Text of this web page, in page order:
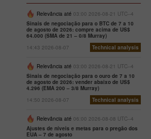
Relevância até 03:00 2026-08-21 UTC--4
Sinais de negociação para o BTC de 7 a 10
de agosto de 2026: compre acima de US$
64.000 (SMA de 21 – 0/8 Murray)
14:43 2026-08-07
Technical analysis
Relevância até 03:00 2026-08-21 UTC--4
Sinais de negociação para o ouro de 7 a 10
de agosto de 2026: vender abaixo de US$
4.296 (EMA 200 – 3/8 Murray)
14:50 2026-08-07
Technical analysis
Relevância até 06:00 2026-08-08 UTC--4
Ajustes de níveis e metas para o pregão dos
EUA – 7 de agosto